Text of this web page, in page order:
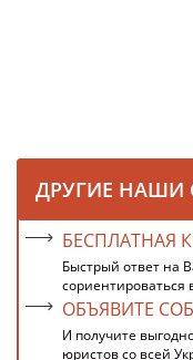
ДРУГИЕ НАШИ
БЕСПЛАТНАЯ
Быстрый ответ на
ОБЪЯВИТЕ
И получите
юристов со всей